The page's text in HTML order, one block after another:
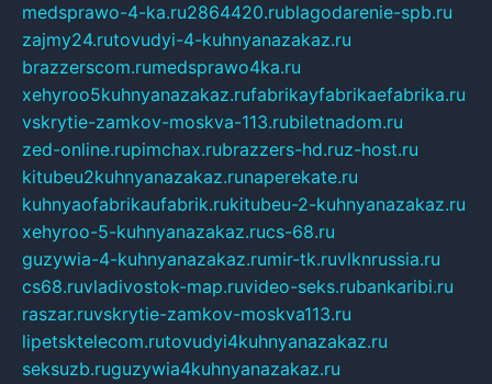
medsprawo-4-ka.ru2864420.rublagodarenie-spb.ru
zajmy24.rutovudyi-4-kuhnyanazakaz.ru
brazzerscom.rumedsprawo4ka.ru
xehyroo5kuhnyanazakaz.rufabrikayfabrikaefabrika.ru
vskrytie-zamkov-moskva-113.rubiletnadom.ru
zed-online.rupimchax.rubrazzers-hd.ruz-host.ru
kitubeu2kuhnyanazakaz.runaperekate.ru
kuhnyaofabrikaufabrik.rukitubeu-2-kuhnyanazakaz.ru
xehyroo-5-kuhnyanazakaz.rucs-68.ru
guzywia-4-kuhnyanazakaz.rumir-tk.ruvlknrussia.ru
cs68.ruvladivostok-map.ruvideo-seks.rubankaribi.ru
raszar.ruvskrytie-zamkov-moskva113.ru
lipetsktelecom.rutovudyi4kuhnyanazakaz.ru
seksuzb.ruguzywia4kuhnyanazakaz.ru